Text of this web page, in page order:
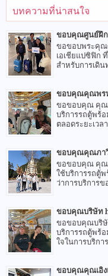
บทความที่น่าสนใจ
ขอบคุณศูนย์ฝึ
ขอขอบพระคุณ
เอเชียแปซิฟิก
สำหรับการเดิน
ขอบคุณคุณพร
ขอขอบคุณ คุณภั
บริการรถตู้พร้
ตลอดระยะเวล
ขอบคุณคุณภา
ขอขอบคุณ คุณภ
ใช้บริการรถตู้
ว่าการบริการข
ขอบคุณบริษัท
ขอขอบคุณบริษั
บริการรถตู้พร้
ใจในการบริกา
ขอบคุณคุณเอิ